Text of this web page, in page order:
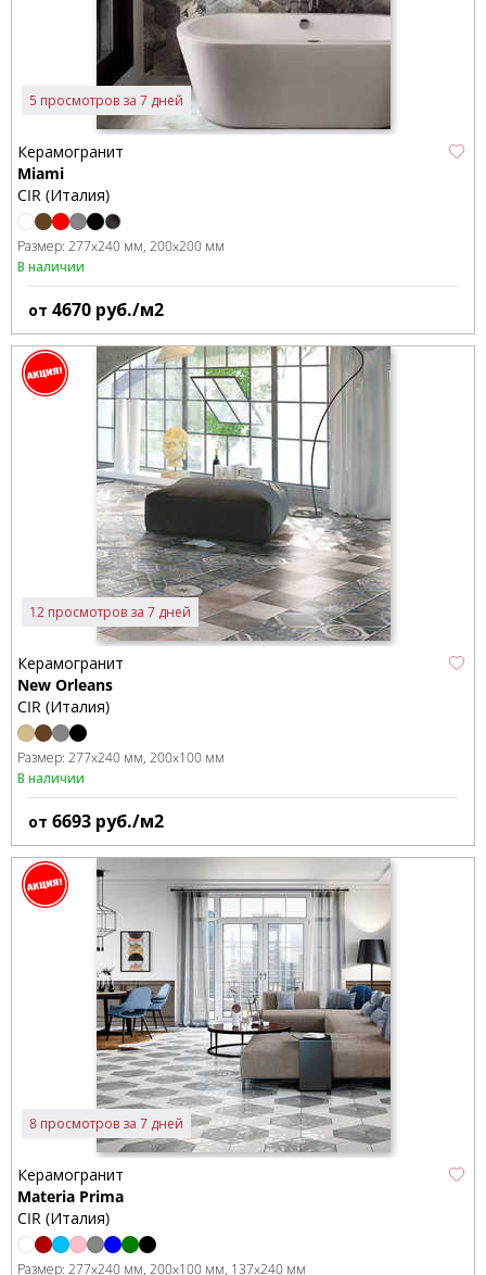
5 просмотров за 7 дней
Керамогранит
Miami
CIR (Италия)
Размер: 277x240 мм 200x200 мм
В наличии
от 4670 руб./м2
12 просмотров за 7 дней
Керамогранит
New Orleans
CIR (Италия)
Размер: 277x240 мм 200x100 мм
В наличии
от 6693 руб./м2
8 просмотров за 7 дней
Керамогранит
Materia Prima
CIR (Италия)
Размер: 277x240 мм 200x100 мм 137x240 мм